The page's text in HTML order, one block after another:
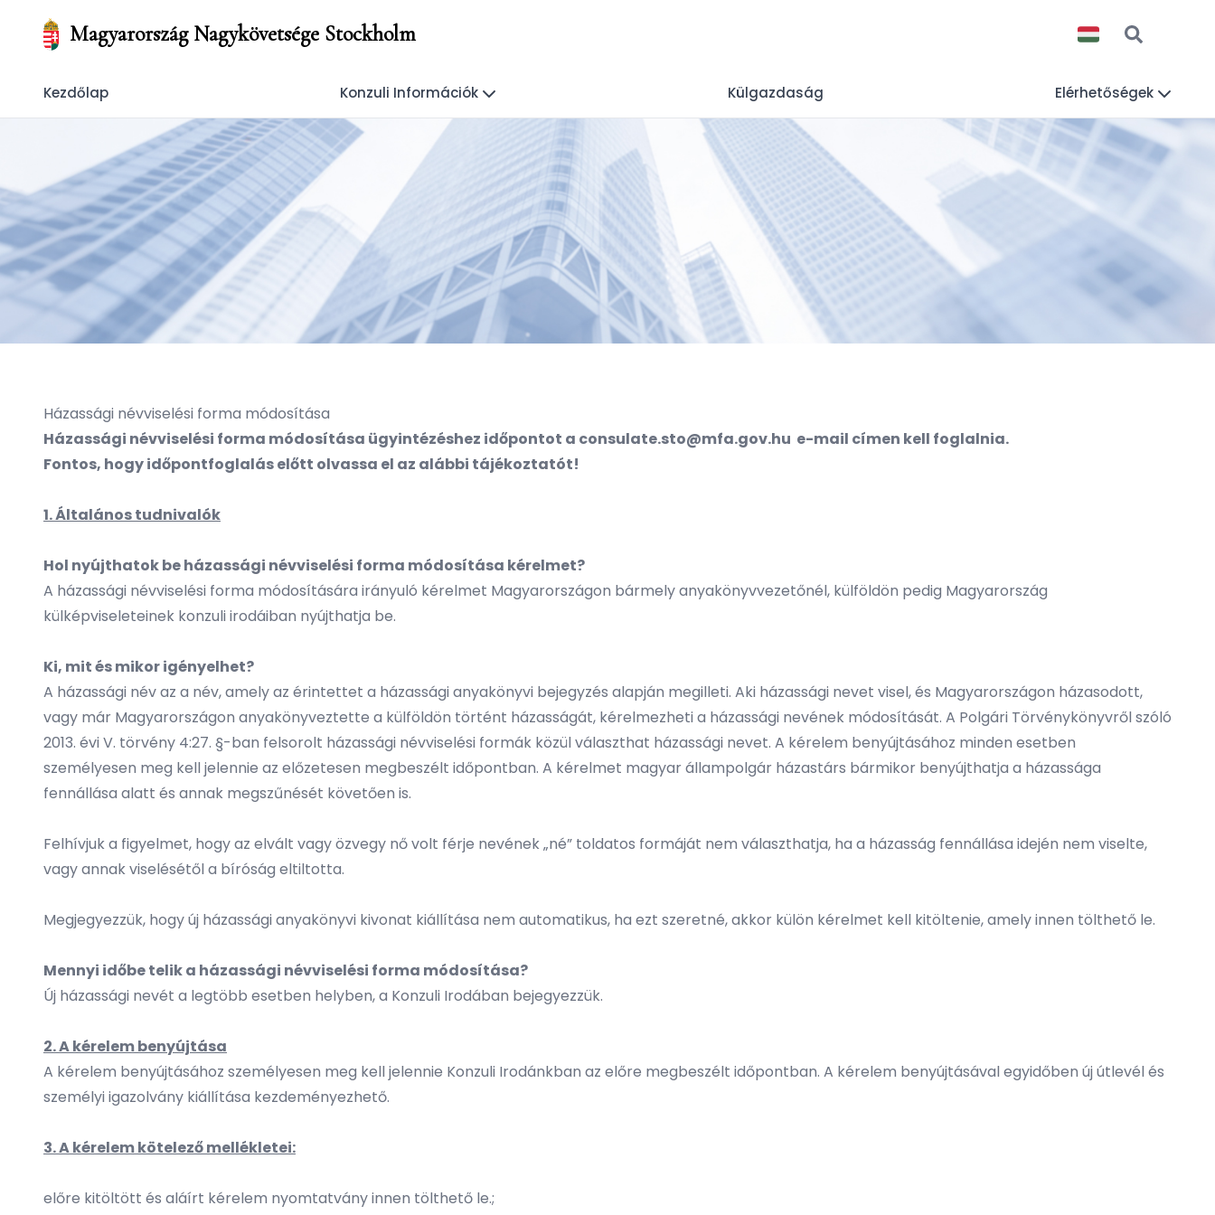
Magyarország Nagykövetsége Stockholm
Kezdőlap Konzuli Információk Külgazdaság Elérhetőségek
Házassági névviselési forma módosítása
Házassági névviselési forma módosítása ügyintézéshez időpontot a consulate.sto@mfa.gov.hu e-mail címen kell foglalnia.
Fontos, hogy időpontfoglalás előtt olvassa el az alábbi tájékoztatót!
1. Általános tudnivalók
Hol nyújthatok be házassági névviselési forma módosítása kérelmet?
A házassági névviselési forma módosítására irányuló kérelmet Magyarországon bármely anyakönyvvezetőnél, külföldön pedig Magyarország
külképviseleteinek konzuli irodáiban nyújthatja be.
Ki, mit és mikor igényelhet?
A házassági név az a név, amely az érintettet a házassági anyakönyvi bejegyzés alapján megilleti. Aki házassági nevet visel, és Magyarországon házasodott,
vagy már Magyarországon anyakönyveztette a külföldön történt házasságát, kérelmezheti a házassági nevének módosítását. A Polgári Törvénykönyvről szóló
2013. évi V. törvény 4:27. §-ban felsorolt házassági névviselési formák közül választhat házassági nevet. A kérelem benyújtásához minden esetben
személyesen meg kell jelennie az előzetesen megbeszélt időpontban. A kérelmet magyar állampolgár házastárs bármikor benyújthatja a házassága
fennállása alatt és annak megszűnését követően is.
Felhívjuk a figyelmet, hogy az elvált vagy özvegy nő volt férje nevének „né” toldatos formáját nem választhatja, ha a házasság fennállása idején nem viselte,
vagy annak viselésétől a bíróság eltiltotta.
Megjegyezzük, hogy új házassági anyakönyvi kivonat kiállítása nem automatikus, ha ezt szeretné, akkor külön kérelmet kell kitöltenie, amelyinnen tölthető le.
Mennyi időbe telik a házassági névviselési forma módosítása?
Új házassági nevét a legtöbb esetben helyben, a Konzuli Irodában bejegyezzük.
2. A kérelem benyújtása
A kérelem benyújtásához személyesen meg kell jelennie Konzuli Irodánkban az előre megbeszélt időpontban. A kérelem benyújtásával egyidőben új útlevél és
személyi igazolvány kiállítása kezdeményezhető.
3. A kérelem kötelező mellékletei:
előre kitöltött és aláírt kérelem nyomtatványinnen tölthető le.;